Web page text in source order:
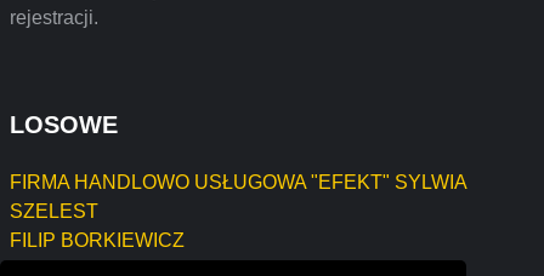
rejestracji.
LOSOWE
FIRMA HANDLOWO USŁUGOWA "EFEKT" SYLWIA
SZELEST
FILIP BORKIEWICZ